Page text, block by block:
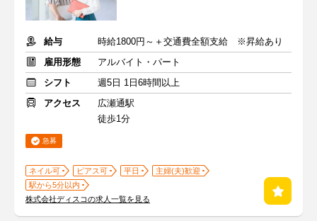
給与
時給1800円～＋交通費全額支給 ※昇給あり
雇用形態
アルバイト・パート
シフト
週5日 1日6時間以上
アクセス
広瀬通駅
徒歩1分
急募
ネイル可 ピアス可 平日
主婦(夫)歓迎
駅から5分以内
株式会社ディスコの求人一覧を見る